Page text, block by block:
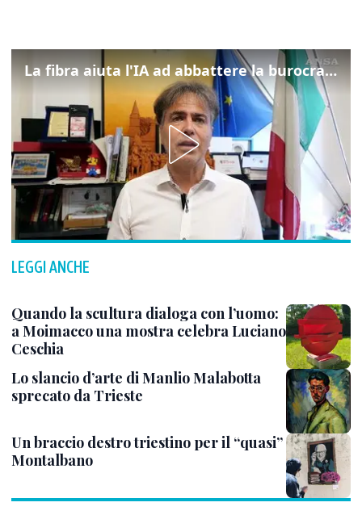
La fibra aiuta l'IA ad abbattere la burocrazia, progetto pilota in Veneto
LEGGI ANCHE
Quando la scultura dialoga con l’uomo:
a Moimacco una mostra celebra Luciano
Ceschia
Lo slancio d’arte di Manlio Malabotta
sprecato da Trieste
Un braccio destro triestino per il “quasi”
Montalbano